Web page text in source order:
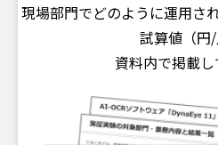
現場部門でどのように運用さ
試算値（円
資料内で掲載し